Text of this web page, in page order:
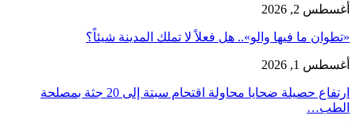
أغسطس 2, 2026
«تطوان ما فيها والو».. هل فعلاً لا تملك المدينة شيئاً؟
أغسطس 1, 2026
ارتفاع حصيلة ضحايا محاولة اقتحام سبتة إلى 20 جثة بمصلحة
الطب…